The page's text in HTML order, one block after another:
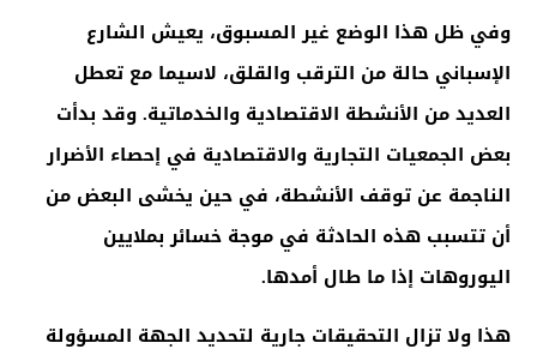
وفي ظل هذا الوضع غير المسبوق، يعيش الشارع
الإسباني حالة من الترقب والقلق، لاسيما مع تعطل
العديد من الأنشطة الاقتصادية والخدماتية. وقد بدأت
بعض الجمعيات التجارية والاقتصادية في إحصاء الأضرار
الناجمة عن توقف الأنشطة، في حين يخشى البعض من
أن تتسبب هذه الحادثة في موجة خسائر بملايين
اليوروهات إذا ما طال أمدها.
هذا ولا تزال التحقيقات جارية لتحديد الجهة المسؤولة